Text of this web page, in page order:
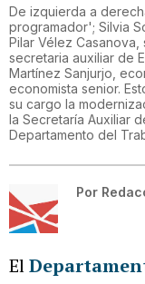
De izquierda a
programador'; Silvia
Pilar Vélez Casanova,
secretaria auxiliar de
Martínez Sanjurjo,
economista senior.
su cargo la
la Secretaría Auxiliar
Departamento del
Por
El